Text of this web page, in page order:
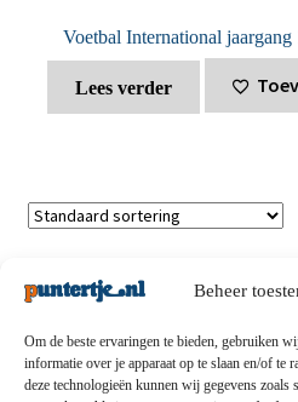
Beheer
Om de beste ervaringen te bieden, gebruiken
informatie over je apparaat op te slaan en/of te
deze technologieën kunnen wij gegevens
Voetbal International
Lees verder